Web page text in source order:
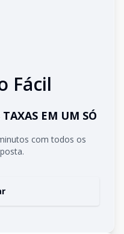
Fácil
EM UM SÓ
com todos os